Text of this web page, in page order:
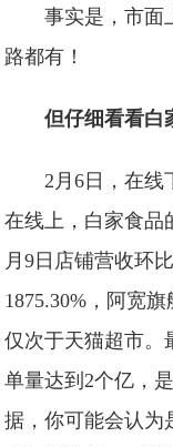
事实是，市面
路都有！
但仔细看看
2月6日，在线
在线上，白家食品
月9日店铺营收环
1875.30%，阿宽
仅次于天猫超市。
单量达到2个亿，
据，你可能会认为